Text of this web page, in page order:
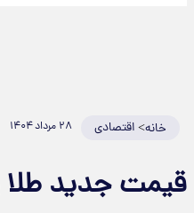
خانه>اقتصادی ۲۸ مرداد ۱۴۰۴